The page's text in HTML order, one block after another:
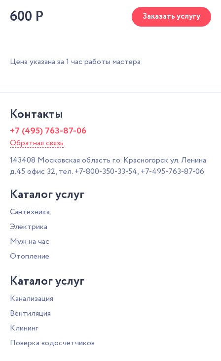
600 Р Заказать услугу
Цена указана за 1 час работы мастера
Контакты
+7 (495) 763-87-06
Обратная связь
143408 Московская область г.о. Красногорск ул. Ленина
д.45 офис 32, тел. +7-800-350-33-54, +7-495-763-87-06
Каталог услуг
Сантехника
Электрика
Муж на час
Отопление
Каталог услуг
Канализация
Вентиляция
Клининг
Поверка водосчетчиков